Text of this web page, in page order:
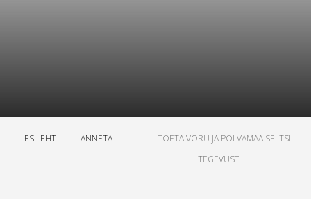
ESILEHT ANNETA
TOETA VORU JA POLVAMAA SELTSI
TEGEVUST